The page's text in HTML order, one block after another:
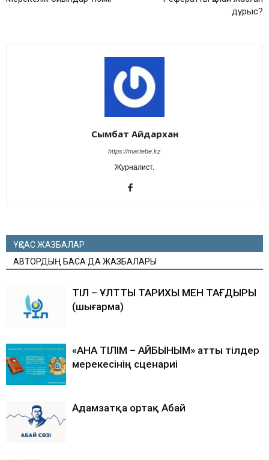
дұрыс?
Сымбат Айдархан
https://martebe.kz
Журналист.
ҰҚСАС ЖАЗБАЛАР
АВТОРДЫҢ БАСҚА ДА ЖАЗБАЛАРЫ
ТІЛ – ҰЛТТЫҢ ТАРИХЫ МЕН ТАҒДЫРЫ
(шығарма)
«АНА ТІЛІМ – АЙБЫНЫМ» атты тілдер
мерекесінің сценариі
Адамзатқа ортақ Абай